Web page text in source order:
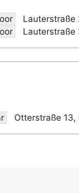
Lauterstraße
Lauterstraße
Otterstraße